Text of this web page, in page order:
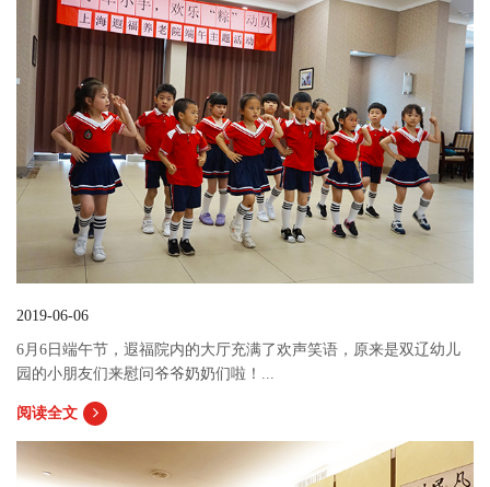
2019-06-06
6月6日端午节，遐福院内的大厅充满了欢声笑语，原来是双辽幼儿
园的小朋友们来慰问爷爷奶奶们啦！...
阅读全文